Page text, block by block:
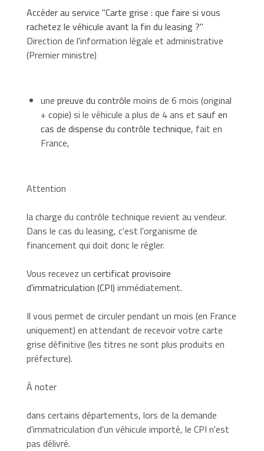
Accéder au service "Carte grise : que faire si vous
rachetez le véhicule avant la fin du leasing ?"
Direction de l'information légale et administrative
(Premier ministre)
une preuve du contrôle moins de 6 mois (original
+ copie) si le véhicule a plus de 4 ans et sauf en
cas de dispense du contrôle technique, fait en
France,
Attention
la charge du contrôle technique revient au vendeur.
Dans le cas du leasing, c'est l'organisme de
financement qui doit donc le régler.
Vous recevez un certificat provisoire
d'immatriculation (CPI) immédiatement.
Il vous permet de circuler pendant un mois (en France
uniquement) en attendant de recevoir votre carte
grise définitive (les titres ne sont plus produits en
préfecture).
À noter
dans certains départements, lors de la demande
d'immatriculation d'un véhicule importé, le CPI n'est
pas délivré.